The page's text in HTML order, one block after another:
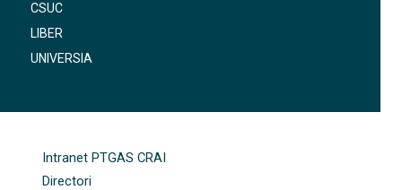
CSUC
LIBER
UNIVERSIA
Intranet PTGAS CRAI
Directori